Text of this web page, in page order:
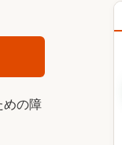
めの障